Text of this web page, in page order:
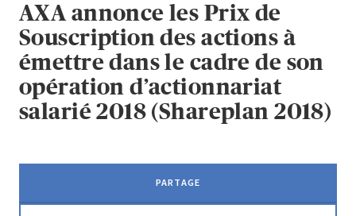
AXA annonce les Prix de
Souscription des actions à
émettre dans le cadre de son
opération d’actionnariat
salarié 2018 (Shareplan 2018)
PARTAGE